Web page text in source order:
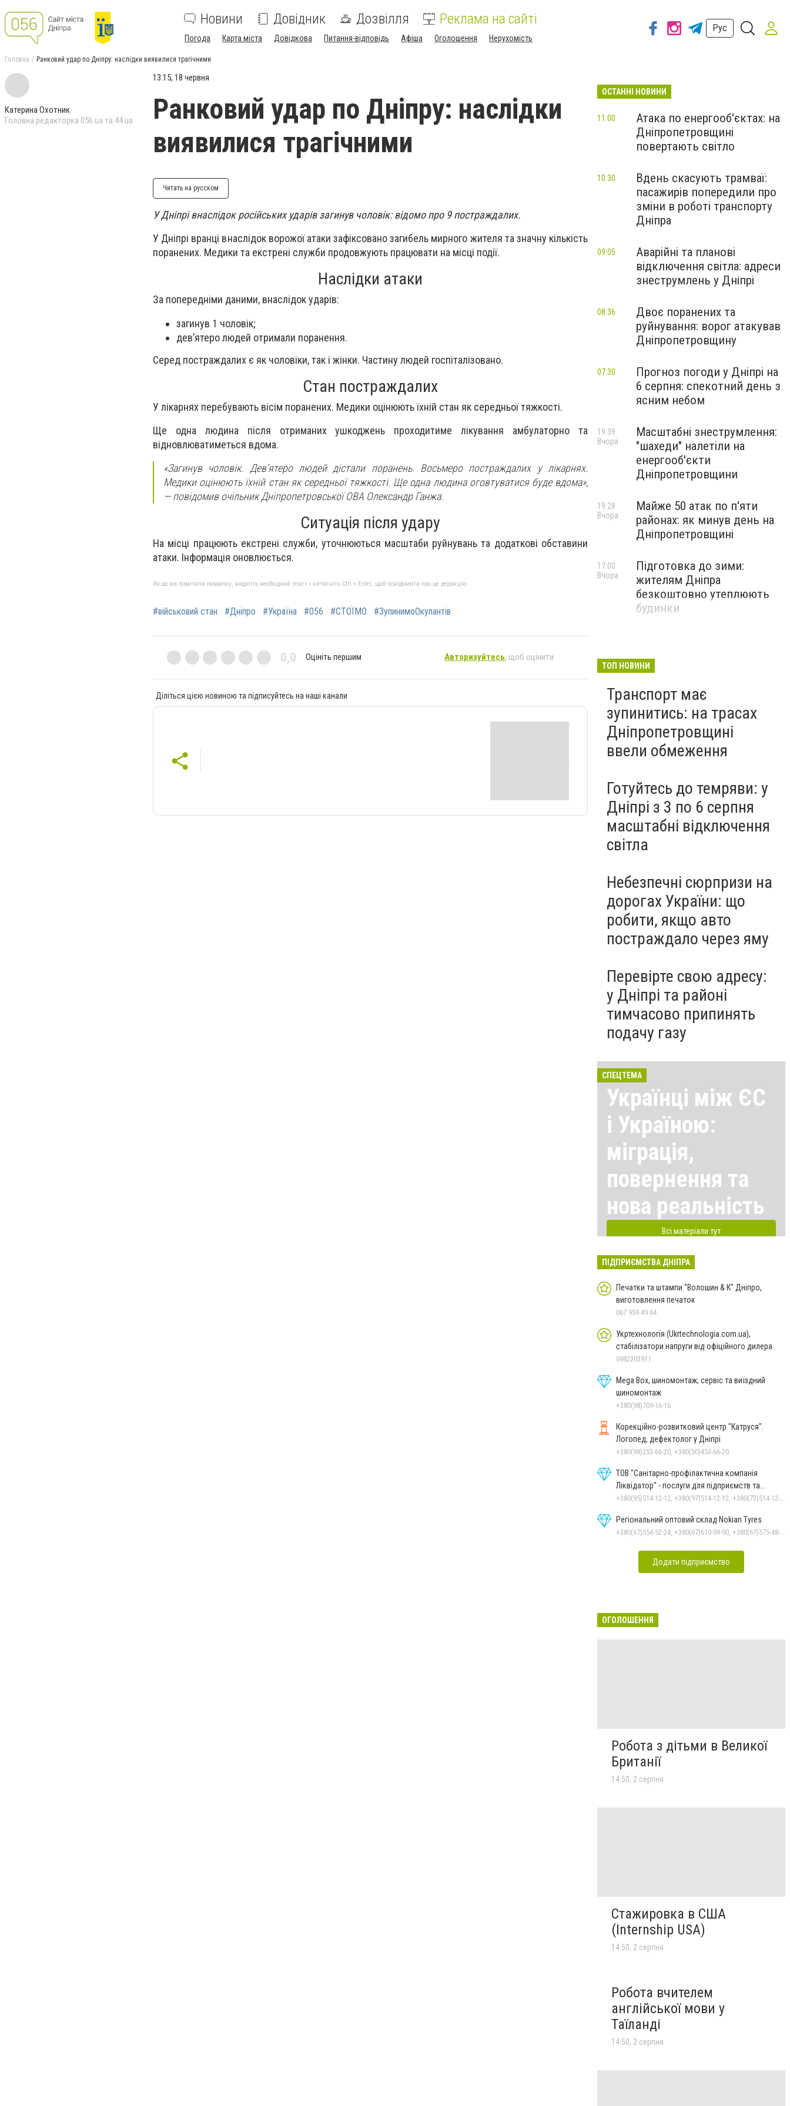
Новини Довідник Дозвілля Реклама на сайті
Погода Карта міста Довідкова Питання-відповідь Афіша Оголошення Нерухомість
Рус
Головна Ранковий удар по Дніпру: наслідки виявилися трагічними
Катерина Охотник
Головна редакторка 056.ua та 44.ua
13:15, 18 червня
Ранковий удар по Дніпру: наслідки
виявилися трагічними
Читать на русском
У Дніпрі внаслідок російських ударів загинув чоловік: відомо про 9 постраждалих.
У Дніпрі вранці внаслідок ворожої атаки зафіксовано загибель мирного жителя та значну кількість
поранених. Медики та екстрені служби продовжують працювати на місці події.
Наслідки атаки
За попередніми даними, внаслідок ударів:
загинув 1 чоловік;
дев’ятеро людей отримали поранення.
Серед постраждалих є як чоловіки, так і жінки. Частину людей госпіталізовано.
Стан постраждалих
У лікарнях перебувають вісім поранених. Медики оцінюють їхній стан як середньої тяжкості.
Ще одна людина після отриманих ушкоджень проходитиме лікування амбулаторно та
відновлюватиметься вдома.
«Загинув чоловік. Дев’ятеро людей дістали поранень. Восьмеро постраждалих у лікарнях.
Медики оцінюють їхній стан як середньої тяжкості. Ще одна людина оговтуватися буде вдома»,
— повідомив очільник Дніпропетровської ОВА Олександр Ганжа.
Ситуація після удару
На місці працюють екстрені служби, уточнюються масштаби руйнувань та додаткові обставини
атаки. Інформація оновлюється.
Якщо ви помітили помилку, виділіть необхідний текст і натисніть Ctrl + Enter, щоб повідомити про це редакцію
#військовий стан #Дніпро #Україна #056 #СТОЇМО #ЗупинимоОкупантів
0,0 Оцініть першим Авторизуйтесь, щоб оцінити
Діліться цією новиною та підписуйтесь на наші канали
ОСТАННІ НОВИНИ
Атака по енергооб'єктах: на
Дніпропетровщині
повертають світло
11:00
Вдень скасують трамваї:
пасажирів попередили про
зміни в роботі транспорту
Дніпра
10:30
Аварійні та планові
відключення світла: адреси
знеструмлень у Дніпрі
09:05
Двоє поранених та
руйнування: ворог атакував
Дніпропетровщину
08:36
Прогноз погоди у Дніпрі на
6 серпня: спекотний день з
ясним небом
07:30
Масштабні знеструмлення:
"шахеди" налетіли на
енергооб'єкти
Дніпропетровщини
19:39
Вчора
Майже 50 атак по п'яти
районах: як минув день на
Дніпропетровщині
19:28
Вчора
Підготовка до зими:
жителям Дніпра
безкоштовно утеплюють
будинки
17:00
Вчора
ТОП НОВИНИ
Транспорт має
зупинитись: на трасах
Дніпропетровщині
ввели обмеження
Готуйтесь до темряви: у
Дніпрі з 3 по 6 серпня
масштабні відключення
світла
Небезпечні сюрпризи на
дорогах України: що
робити, якщо авто
постраждало через яму
Перевірте свою адресу:
у Дніпрі та районі
тимчасово припинять
подачу газу
СПЕЦТЕМА
Українці між ЄС
і Україною:
міграція,
повернення та
нова реальність
Всі матеріали тут
ПІДПРИЄМСТВА ДНІПРА
Печатки та штампи "Волошин & К" Дніпро,
виготовлення печаток
067 959 49 64
Укртехнологія (Ukrtechnologia.com.ua),
стабілізатори напруги від офіційного дилера
0982203911
Mega Box, шиномонтаж, сервіс та виїздний
шиномонтаж
+380(98)709-16-16
Корекційно-розвитковий центр "Катруся".
Логопед, дефектолог у Дніпрі
+380(98)253-66-20, +380(50)453-66-20
ТОВ "Санітарно-профілактична компанія
Ліквідатор" - послуги для підприємств та
населення
Регіональний оптовий склад Nokian Tyres
Додати підприємство
ОГОЛОШЕННЯ
Робота з дітьми в Великої
Британії
14:50, 2 серпня
Стажировка в США
(Internship USA)
14:50, 2 серпня
Робота вчителем
англійської мови у
Таїланді
14:50, 2 серпня